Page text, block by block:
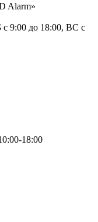
Alarm»
9:00 до 18:00, ВС с
18:00